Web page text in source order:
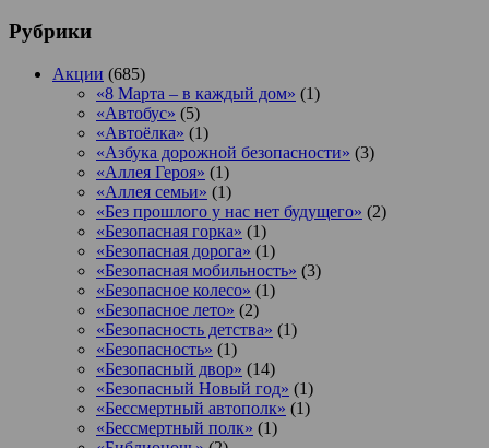
Рубрики
Акции (685)
«8 Марта – в каждый дом» (1)
«Автобус» (5)
«Автоёлка» (1)
«Азбука дорожной безопасности» (3)
«Аллея Героя» (1)
«Аллея семьи» (1)
«Без прошлого у нас нет будущего» (2)
«Безопасная горка» (1)
«Безопасная дорога» (1)
«Безопасная мобильность» (3)
«Безопасное колесо» (1)
«Безопасное лето» (2)
«Безопасность детства» (1)
«Безопасность» (1)
«Безопасный двор» (14)
«Безопасный Новый год» (1)
«Бессмертный автополк» (1)
«Бессмертный полк» (1)